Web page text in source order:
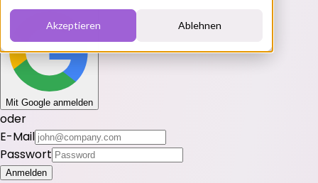
Akzeptieren Ablehnen
Mit Google anmelden
oder
E-Mail
Passwort
Anmelden